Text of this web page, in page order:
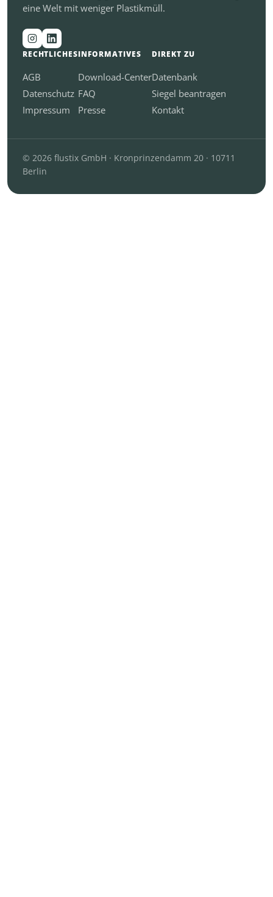
eine Welt mit weniger Plastikmüll.
RECHTLICHES
AGB
Datenschutz
Impressum
INFORMATIVES
Download-Center
FAQ
Presse
DIREKT ZU
Datenbank
Siegel beantragen
Kontakt
© 2026 flustix GmbH · Kronprinzendamm 20 · 10711
Berlin